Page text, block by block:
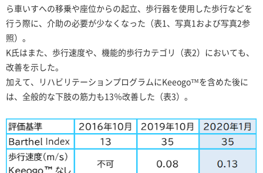
ら車いすへの移乗や座位からの起立、歩行器を使用した歩行などを
行う際に、介助の必要が少なくなった（表1、写真1および写真2参
照）。
K氏はまた、歩行速度や、機能的歩行カテゴリ（表2）においても、
改善を示した。
加えて、リハビリテーションプログラムにKeeogo™を含めた後に
は、全般的な下肢の筋力も13％改善した（表3）。